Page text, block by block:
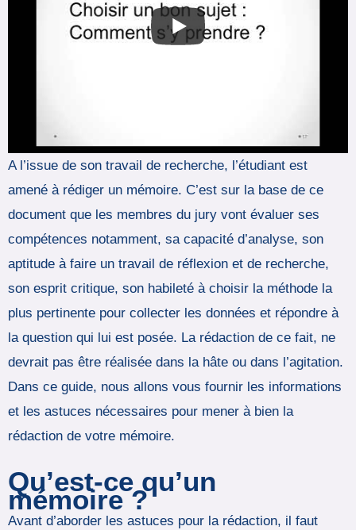
A l’issue de son travail de recherche, l’étudiant est
amené à rédiger un mémoire. C’est sur la base de ce
document que les membres du jury vont évaluer ses
compétences notamment, sa capacité d’analyse, son
aptitude à faire un travail de réflexion et de recherche,
son esprit critique, son habileté à choisir la méthode la
plus pertinente pour collecter les données et répondre à
la question qui lui est posée. La rédaction de ce fait, ne
devrait pas être réalisée dans la hâte ou dans l’agitation.
Dans ce guide, nous allons vous fournir les informations
et les astuces nécessaires pour mener à bien la
rédaction de votre mémoire.
Qu’est-ce qu’un
mémoire ?
Avant d’aborder les astuces pour la rédaction, il faut